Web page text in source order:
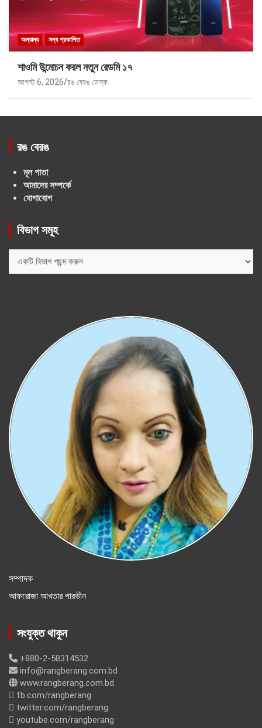
অন্যান্য সদ্য প্রকাশিত
শাওমি উন্মোচন করল নতুন রেডমি ১৭
আগস্ট 6, 2026 রঙ বেরঙ ডেস্ক
রঙ বেরঙ
মূল পাতা
আমাদের সম্পর্কে
যোগাযোগ
বিভাগ সমূহ
সম্পাদক
আফরোজা আখতার পারভীন
সংযুক্ত থাকুন
+880-2-58314532
info@rangberang.com.bd
www.rangberang.com.bd
fb.com/rangberang
twitter.com/rangberang
youtube.com/rangberang